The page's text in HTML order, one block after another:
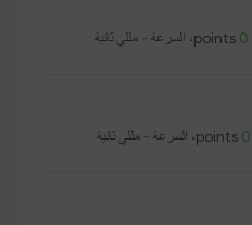
0
- مللي ثانية
0
- مللي ثانية